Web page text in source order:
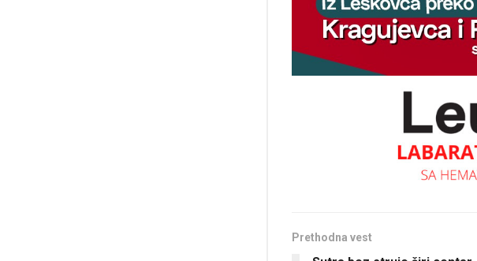
Prethodna vest